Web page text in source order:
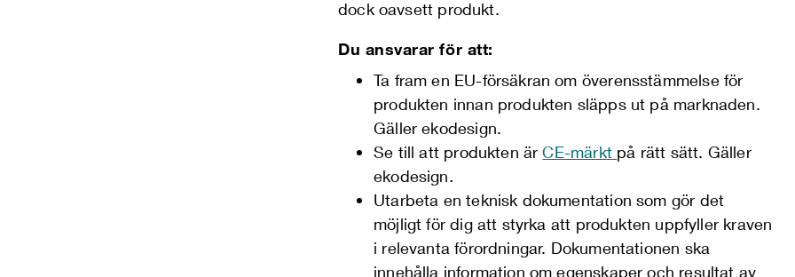
dock oavsett produkt.
Du ansvarar för att:
Ta fram en EU-försäkran om överensstämmelse för
produkten innan produkten släpps ut på marknaden.
Gäller ekodesign.
Se till att produkten ärCE-märkt på rätt sätt. Gäller
ekodesign.
Utarbeta en teknisk dokumentation som gör det
möjligt för dig att styrka att produkten uppfyller kraven
i relevanta förordningar. Dokumentationen ska
innehålla information om egenskaper och resultat av